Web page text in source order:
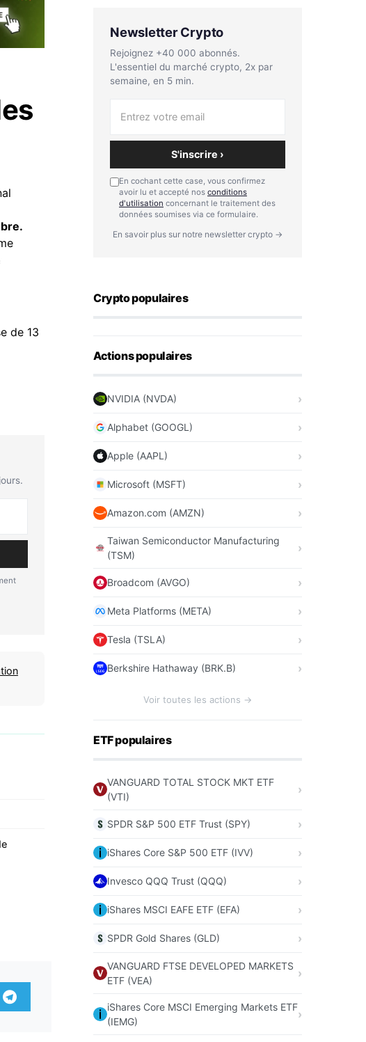
de 13
Newsletter Crypto
Rejoignez +40 000 abonnés.
L'essentiel du marché crypto, 2x par
semaine, en 5 min.
S'inscrire ›
En cochant cette case, vous confirmez
avoir lu et accepté nos conditions
d'utilisation concernant le traitement des
données soumises via ce formulaire.
En savoir plus sur notre newsletter crypto →
Crypto populaires
Actions populaires
NVIDIA (NVDA)
Alphabet (GOOGL)
Apple (AAPL)
Microsoft (MSFT)
Amazon.com (AMZN)
Taiwan Semiconductor Manufacturing
(TSM)
Broadcom (AVGO)
Meta Platforms (META)
Tesla (TSLA)
Berkshire Hathaway (BRK.B)
Voir toutes les actions →
ETF populaires
VANGUARD TOTAL STOCK MKT ETF
(VTI)
SPDR S&P 500 ETF Trust (SPY)
iShares Core S&P 500 ETF (IVV)
Invesco QQQ Trust (QQQ)
iShares MSCI EAFE ETF (EFA)
SPDR Gold Shares (GLD)
VANGUARD FTSE DEVELOPED MARKETS
ETF (VEA)
iShares Core MSCI Emerging Markets ETF
(IEMG)